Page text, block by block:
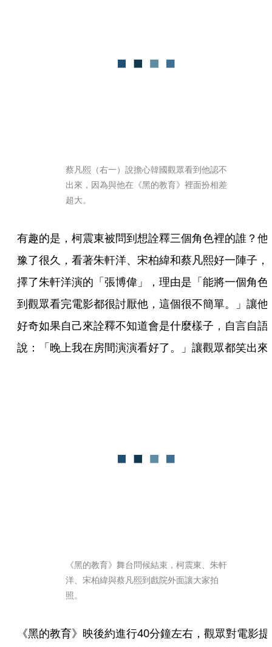
蔡凡熙（右一）說擔心韓國觀眾看到他認不
出來，因為與他在《黑的教育》裡面扮相差
超大。
有趣的是，柯震東被問到想詮釋三個角色裡的誰？他
豫了很久，看著朱軒洋、宋柏緯和蔡凡熙好一陣子，
擇了朱軒洋演的「張博偉」，理由是「能將一個角色
到觀眾看完電影都很討厭他，這個很不簡單。」讓他
好奇如果自己來詮釋不知道會是什麼樣子，自言自語
說：「晚上我在房間演演看好了。」讓觀眾都笑出來
《黑的教育》舞台問候結束，柯震東、朱軒
洋、宋柏緯與蔡凡熙到戲院外面讓大家拍
照。
《黑的教育》映後約進行40分鐘左右，觀眾對電影提